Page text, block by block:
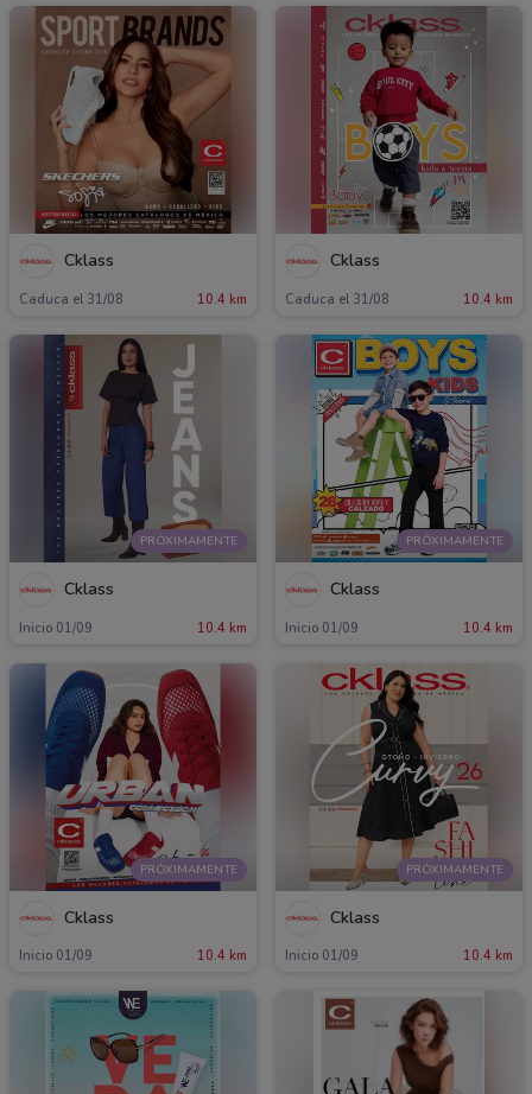
Cklass
Caduca el 31/08 10.4 km
Cklass
Caduca el 31/08 10.4 km
PRÓXIMAMENTE
Cklass
Inicio 01/09 10.4 km
PRÓXIMAMENTE
Cklass
Inicio 01/09 10.4 km
PRÓXIMAMENTE
Cklass
Inicio 01/09 10.4 km
PRÓXIMAMENTE
Cklass
Inicio 01/09 10.4 km